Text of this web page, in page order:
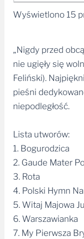
plików
dźwiękowych
Wyświetlono 15
„Nigdy przed
nie ugięły się
Feliński).
pieśni
niepodległość.
Lista utworów:
1. Bogurodzica
2. Gaude Mater
3. Rota
4. Polski Hymn
5. Witaj Majowa
6. Warszawianka
7. My Pierwsza